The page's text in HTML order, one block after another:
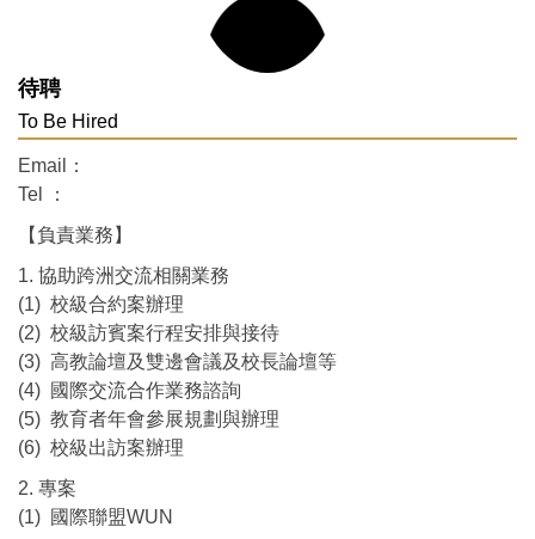
待聘
To Be Hired
Email：
Tel ：
【負責業務】
1. 協助跨洲交流相關業務
(1) 校級合約案辦理
(2) 校級訪賓案行程安排與接待
(3) 高教論壇及雙邊會議及校長論壇等
(4) 國際交流合作業務諮詢
(5) 教育者年會參展規劃與辦理
(6) 校級出訪案辦理
2. 專案
(1) 國際聯盟WUN